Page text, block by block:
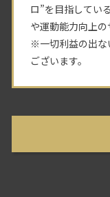
ロ”を目指してい
や運動能力向上の
※一切利益の出な
ございます。